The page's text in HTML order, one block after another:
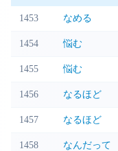
1453 なめる
1454 悩む
1455 悩む
1456 なるほど
1457 なるほど
1458 なんだって